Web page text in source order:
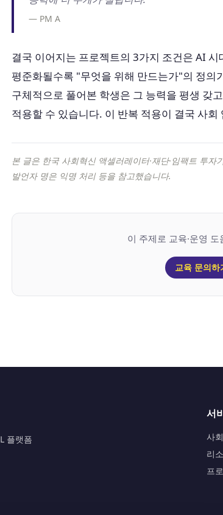
— PM A
결국 이어지는 프로젝트의 3가지 조건은 AI
평준화될수록 "무엇을 위해 만드는가"의 정의
구체적으로 풀어본 학생은 그 능력을 평생 갖
적용할 수 있습니다. 이 반복 적용이 결국 사
본 글은 한국 사회혁신 액셀러레이터·재단·임팩트 투
발언자 명은 익명 처리 등을 참고했습니다.
이 주제로 교육·운영
교육 문의
플랫폼
서
사
리
프